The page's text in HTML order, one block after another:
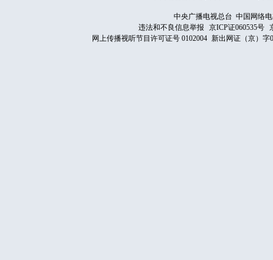
中央广播电视总台 中国网络
违法和不良信息举报
京ICP证060535号
网上传播视听节目许可证号 0102004 新出网证（京）